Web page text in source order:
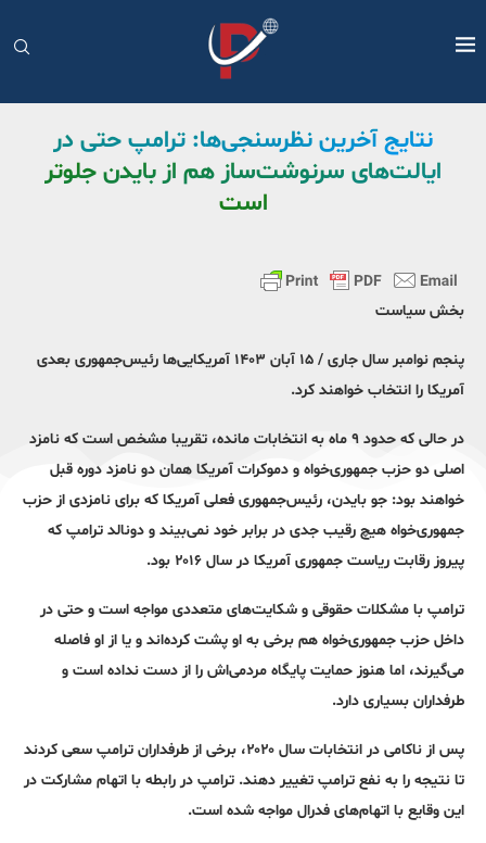
نتایج آخرین نظرسنجی‌ها: ترامپ حتی در
ایالت‌های سرنوشت‌ساز هم از بایدن جلوتر
است
بخش سیاست
پنجم نوامبر سال جاری / ۱۵ آبان ۱۴۰۳ آمریکایی‌ها رئیس‌جمهوری بعدی
آمریکا را انتخاب خواهند کرد.
در حالی که حدود ۹ ماه به انتخابات مانده، تقریبا مشخص است که نامزد
اصلی دو حزب جمهوری‌خواه و دموکرات آمریکا همان دو نامزد دوره قبل
خواهند بود: جو بایدن، رئیس‌جمهوری فعلی آمریکا که برای نامزدی از حزب
جمهوری‌خواه هیچ رقیب جدی در برابر خود نمی‌بیند و دونالد ترامپ که
پیروز رقابت ریاست جمهوری‌ آمریکا در سال ۲۰۱۶ بود.
ترامپ با مشکلات حقوقی و شکایت‌های متعددی مواجه است و حتی در
داخل حزب جمهوری‌خواه هم برخی به او پشت کرده‌اند و یا از او فاصله
می‌گیرند، اما هنوز حمایت پایگاه مردمی‌اش را از دست نداده است و
طرفداران بسیاری دارد.
پس از ناکامی در انتخابات سال ۲۰۲۰، برخی از طرفداران ترامپ سعی کردند
تا نتیجه را به نفع ترامپ تغییر دهند. ترامپ در رابطه با اتهام مشارکت در
این وقایع با اتهام‌های فدرال مواجه شده است.